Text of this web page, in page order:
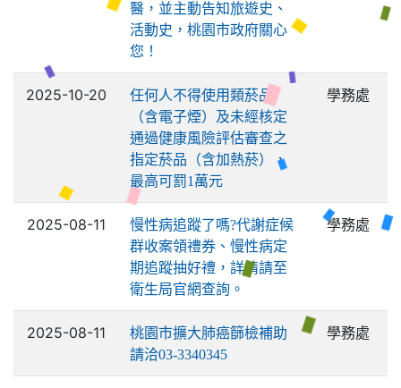
醫，並主動告知旅遊史、
活動史，桃園市政府關心
您！
2025-10-20
任何人不得使用類菸品
（含電子煙）及未經核定
通過健康風險評估審查之
指定菸品（含加熱菸），
最高可罰1萬元
學務處
2025-08-11
慢性病追蹤了嗎?代謝症候
群收案領禮券、慢性病定
期追蹤抽好禮，詳情請至
衛生局官網查詢。
學務處
2025-08-11
桃園市擴大肺癌篩檢補助
請洽03-3340345
學務處